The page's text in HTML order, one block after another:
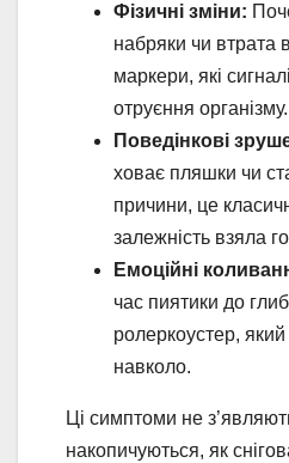
Фізичні зміни:
набряки чи втрата
маркери, які
отруєння організму.
Поведінкові
ховає пляшки чи
причини, це
залежність взяла
Емоційні
час пиятики до
ролеркоустер,
навколо.
Ці симптоми не
накопичуються, як